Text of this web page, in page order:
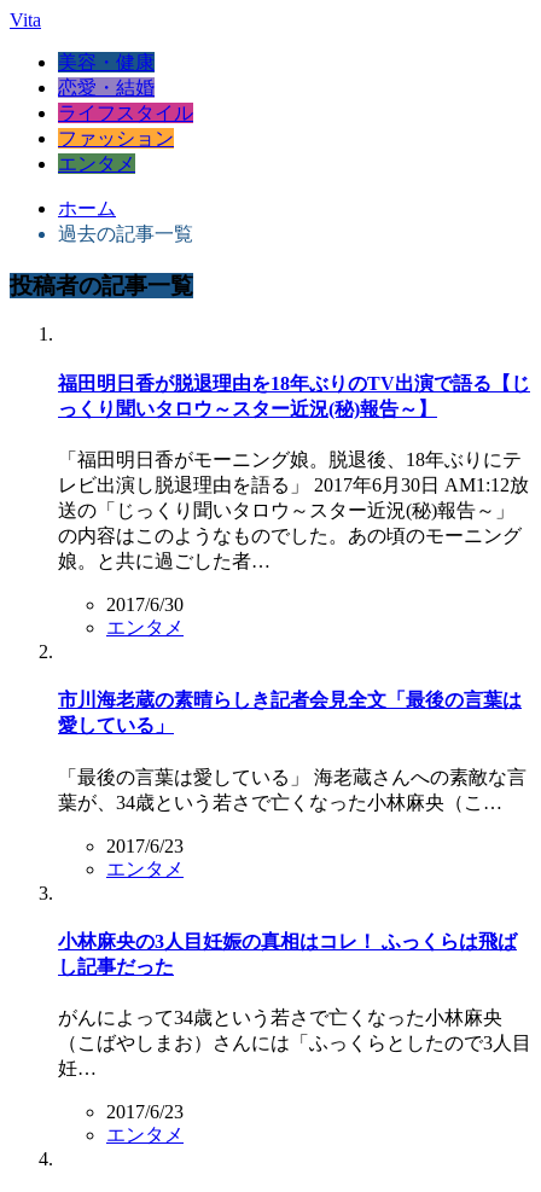
Vita
美容・健康
恋愛・結婚
ライフスタイル
ファッション
エンタメ
ホーム
過去の記事一覧
投稿者の記事一覧
福田明日香が脱退理由を18年ぶりのTV出演で語る【じ
っくり聞いタロウ～スター近況(秘)報告～】
「福田明日香がモーニング娘。脱退後、18年ぶりにテ
レビ出演し脱退理由を語る」 2017年6月30日 AM1:12放
送の「じっくり聞いタロウ～スター近況(秘)報告～」
の内容はこのようなものでした。あの頃のモーニング
娘。と共に過ごした者…
2017/6/30
エンタメ
市川海老蔵の素晴らしき記者会見全文「最後の言葉は
愛している」
「最後の言葉は愛している」 海老蔵さんへの素敵な言
葉が、34歳という若さで亡くなった小林麻央（こ…
2017/6/23
エンタメ
小林麻央の3人目妊娠の真相はコレ！ ふっくらは飛ば
し記事だった
がんによって34歳という若さで亡くなった小林麻央
（こばやしまお）さんには「ふっくらとしたので3人目
妊…
2017/6/23
エンタメ